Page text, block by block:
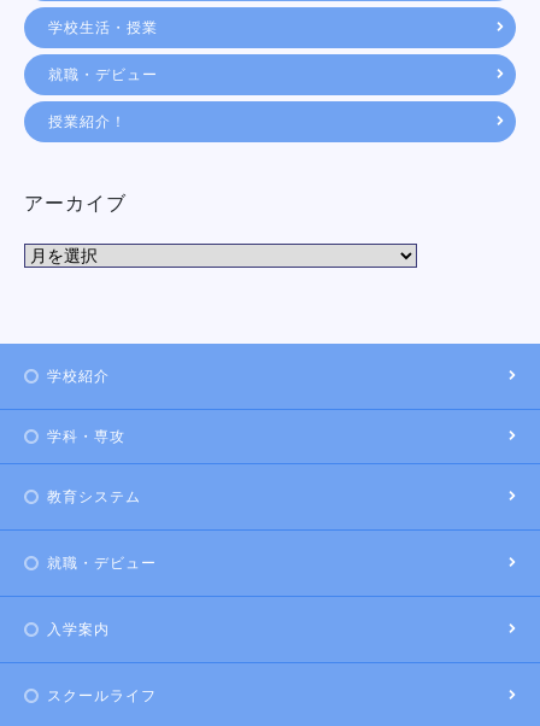
学校生活・授業
就職・デビュー
授業紹介！
アーカイブ
学校紹介
学科・専攻
教育システム
就職・デビュー
入学案内
スクールライフ